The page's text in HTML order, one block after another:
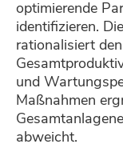
optimierende
identifizieren.
rationalisiert
und
Maßnahmen
abweicht.